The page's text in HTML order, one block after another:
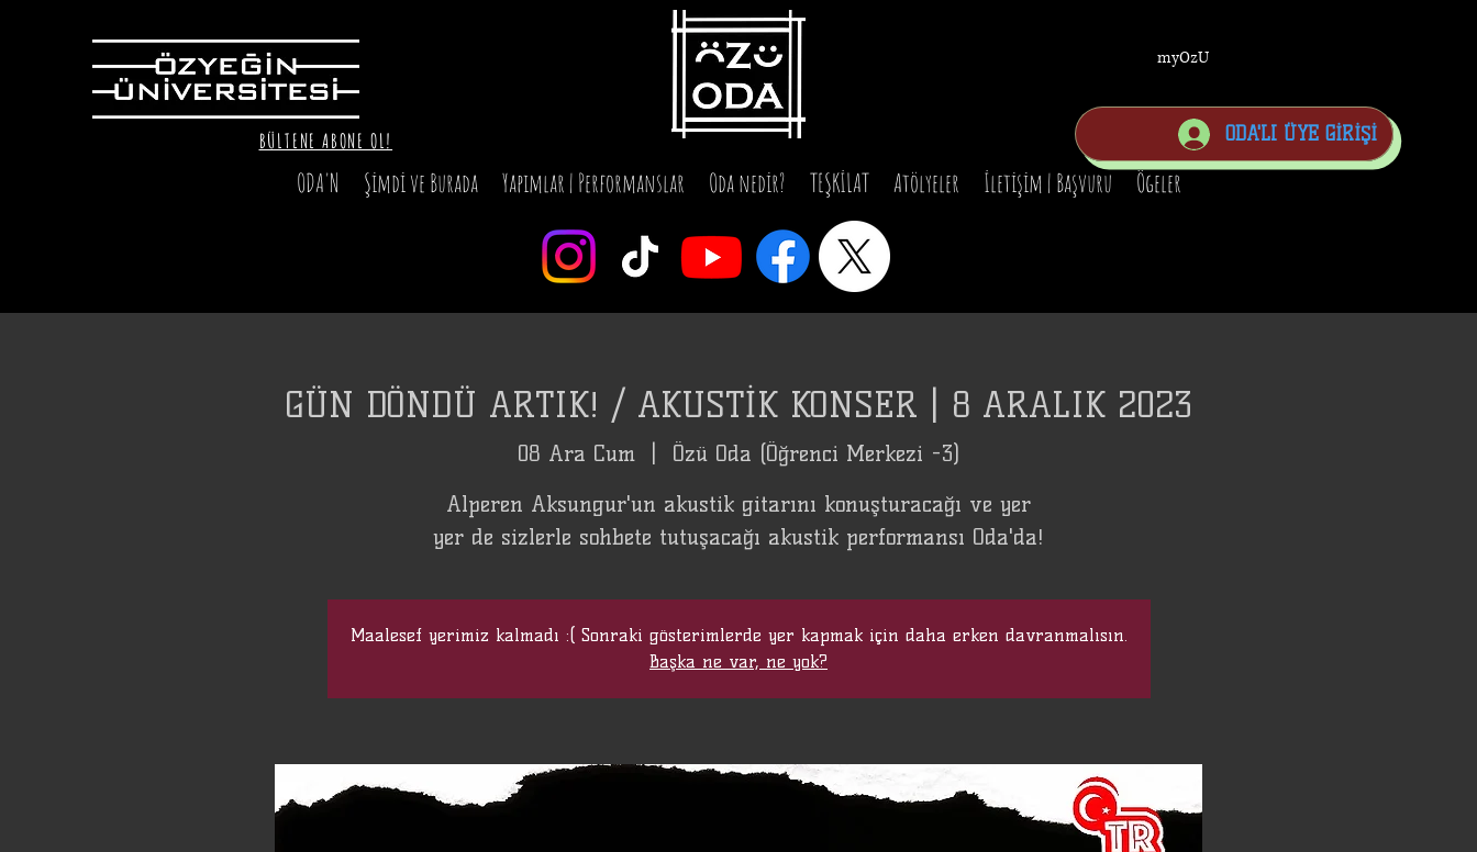
BÜLTENE ABONE OL! ODA'LI ÜYE GİRİŞİ
myOzU
ODA'N Şimdi ve Burada Yapımlar | Performanslar Oda nedir? TEŞKİLAT Atölyeler İletişim | Başvuru Ögeler
GÜN DÖNDÜ ARTIK! / AKUSTİK KONSER | 8 ARALIK 2023
08 Ara Cum
Özü Oda (Öğrenci Merkezi -3)
Alperen Aksungur'un akustik gitarını konuşturacağı ve yer
yer de sizlerle sohbete tutuşacağı akustik performansı Oda'da!
Maalesef yerimiz kalmadı :( Sonraki gösterimlerde yer kapmak için daha erken davranmalısın.
Başka ne var, ne yok?